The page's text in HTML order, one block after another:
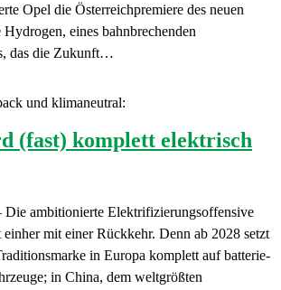
Opel die Österreichpremiere des neuen
eines bahnbrechenden
das die Zukunft…
und klimaneutral:
(fast) komplett elektrisch
Die ambitionierte Elektrifizierungsoffensive
mit einer Rückkehr. Denn ab 2028 setzt
in Europa komplett auf batterie-
in China, dem weltgrößten